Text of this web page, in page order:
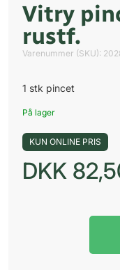
Vitry
rustf.
Varenummer (SKU):
1 stk pincet
På lager
KUN ONLINE PRIS
DKK